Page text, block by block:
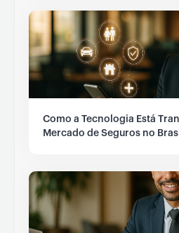
Como a Tecnologia Está
Mercado de Seguros no